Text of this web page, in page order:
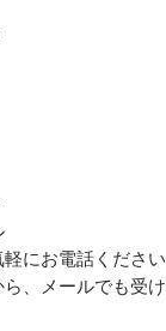
にお電話ください
、メールでも受